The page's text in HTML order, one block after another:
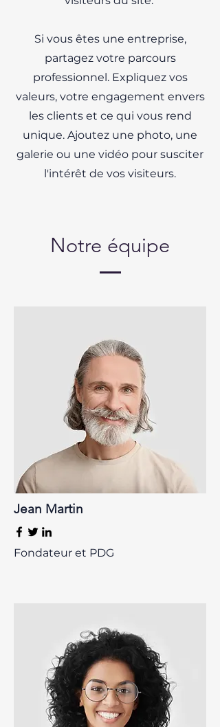
Si vous êtes une entreprise,
partagez votre parcours
professionnel. Expliquez vos
valeurs, votre engagement envers
les clients et ce qui vous rend
unique. Ajoutez une photo, une
galerie ou une vidéo pour susciter
l'intérêt de vos visiteurs.
Notre équipe
Jean Martin
Fondateur et PDG